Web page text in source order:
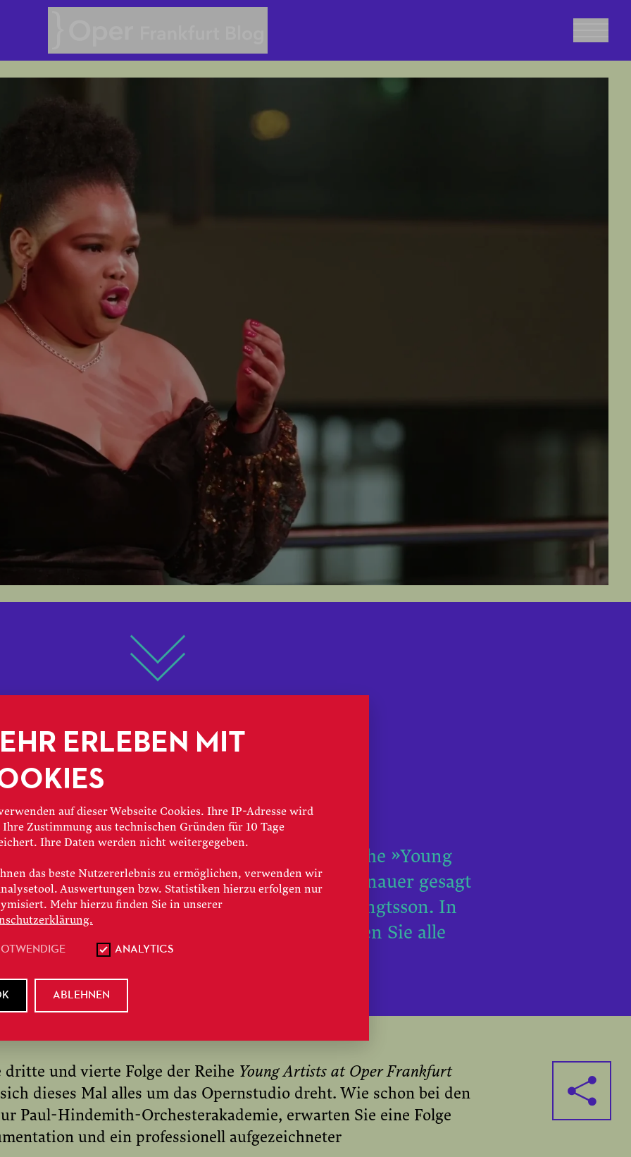
TALENTSCHMIEDE
OPER FRANKFURT
vierten Folge unserer 6-teiligen Video-Reihe »Young
stellen wir das Opernstudio vor – genauer gesagt
Nombulelo Yende und Karolina Bengtsson. In
der Soiree des Opernstudios können Sie alle
Stipendiat*innen live erleben.
und vierte Folge der Reihe Young Artists at Oper Frankfurt
dieses Mal alles um das Opernstudio dreht. Wie schon bei den
Paul-Hindemith-Orchesterakademie, erwarten Sie eine Folge
und ein professionell aufgezeichneter
ERLEBEN MIT
auf dieser Webseite Cookies. Ihre IP-Adresse wird
Ihre Zustimmung aus technischen Gründen für 10 Tage
Ihre Daten werden nicht weitergegeben.
das beste Nutzererlebnis zu ermöglichen, verwenden wir
Auswertungen bzw. Statistiken hierzu erfolgen nur
Mehr hierzu finden Sie in unserer
ANALYTICS
ABLEHNEN